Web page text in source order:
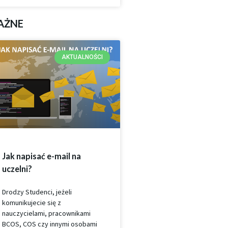
AKTUALNOŚCI
Jak napisać e-mail na
uczelni?
Drodzy Studenci, jeżeli
komunikujecie się z
nauczycielami, pracownikami
BCOS, COS czy innymi osobami